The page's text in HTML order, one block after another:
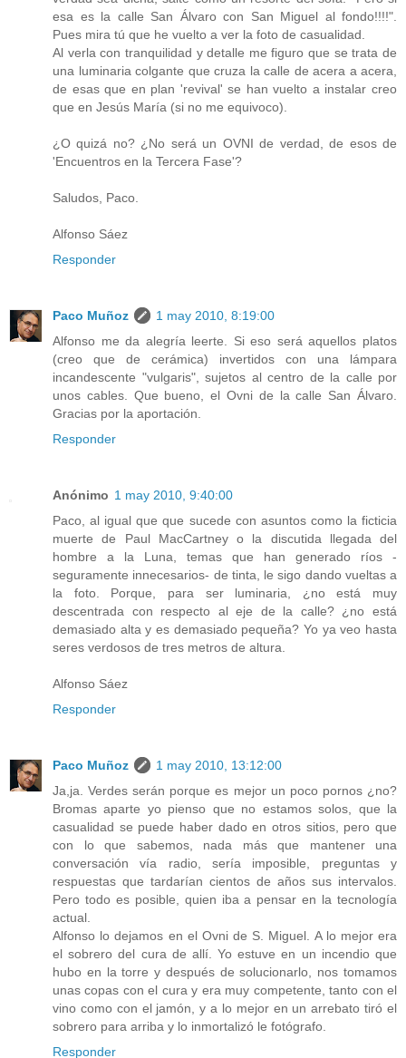
esa es la calle San Álvaro con San Miguel al fondo!!!!".
Pues mira tú que he vuelto a ver la foto de casualidad.
Al verla con tranquilidad y detalle me figuro que se trata de
una luminaria colgante que cruza la calle de acera a acera,
de esas que en plan 'revival' se han vuelto a instalar creo
que en Jesús María (si no me equivoco).
¿O quizá no? ¿No será un OVNI de verdad, de esos de
'Encuentros en la Tercera Fase'?
Saludos, Paco.
Alfonso Sáez
Responder
Paco Muñoz
1 may 2010, 8:19:00
Alfonso me da alegría leerte. Si eso será aquellos platos
(creo que de cerámica) invertidos con una lámpara
incandescente "vulgaris", sujetos al centro de la calle por
unos cables. Que bueno, el Ovni de la calle San Álvaro.
Gracias por la aportación.
Responder
Anónimo 1 may 2010, 9:40:00
Paco, al igual que que sucede con asuntos como la ficticia
muerte de Paul MacCartney o la discutida llegada del
hombre a la Luna, temas que han generado ríos -
seguramente innecesarios- de tinta, le sigo dando vueltas a
la foto. Porque, para ser luminaria, ¿no está muy
descentrada con respecto al eje de la calle? ¿no está
demasiado alta y es demasiado pequeña? Yo ya veo hasta
seres verdosos de tres metros de altura.
Alfonso Sáez
Responder
Paco Muñoz
1 may 2010, 13:12:00
Ja,ja. Verdes serán porque es mejor un poco pornos ¿no?
Bromas aparte yo pienso que no estamos solos, que la
casualidad se puede haber dado en otros sitios, pero que
con lo que sabemos, nada más que mantener una
conversación vía radio, sería imposible, preguntas y
respuestas que tardarían cientos de años sus intervalos.
Pero todo es posible, quien iba a pensar en la tecnología
actual.
Alfonso lo dejamos en el Ovni de S. Miguel. A lo mejor era
el sobrero del cura de allí. Yo estuve en un incendio que
hubo en la torre y después de solucionarlo, nos tomamos
unas copas con el cura y era muy competente, tanto con el
vino como con el jamón, y a lo mejor en un arrebato tiró el
sobrero para arriba y lo inmortalizó le fotógrafo.
Responder